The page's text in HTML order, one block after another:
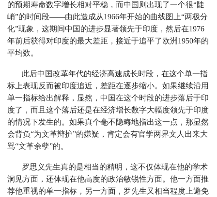
的预期寿命数字增长相对平稳，而中国则出现了一个很“陡
峭”的时间段——由此造成从1966年开始的曲线图上“两极分
化”现象，这期间中国的进步显著领先于印度，然后在1976
年前后获得对印度的最大差距，接近于追平了欧洲1950年的
平均数。
此后中国改革年代的经济高速成长时段，在这个单一指
标上表现反而被印度追近，差距在逐步缩小。如果继续沿用
单一指标给出解释，显然，中国在这个时段的进步落后于印
度了，而且这个落后还是在经济增长数字大幅度领先于印度
的情况下发生的。如果真个毫不隐晦地指出这一点，那显然
会背负“为文革辩护”的嫌疑，肯定会有官学两界文人出来大
骂“文革余孽”的。
罗思义先生真的是相当的精明，这不仅体现在他的学术
洞见方面，还体现在他高度的政治敏锐性方面。他一方面推
荐他重视的单一指标，另一方面，罗先生又相当程度上避免